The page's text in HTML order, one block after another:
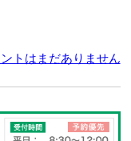
トはまだありません